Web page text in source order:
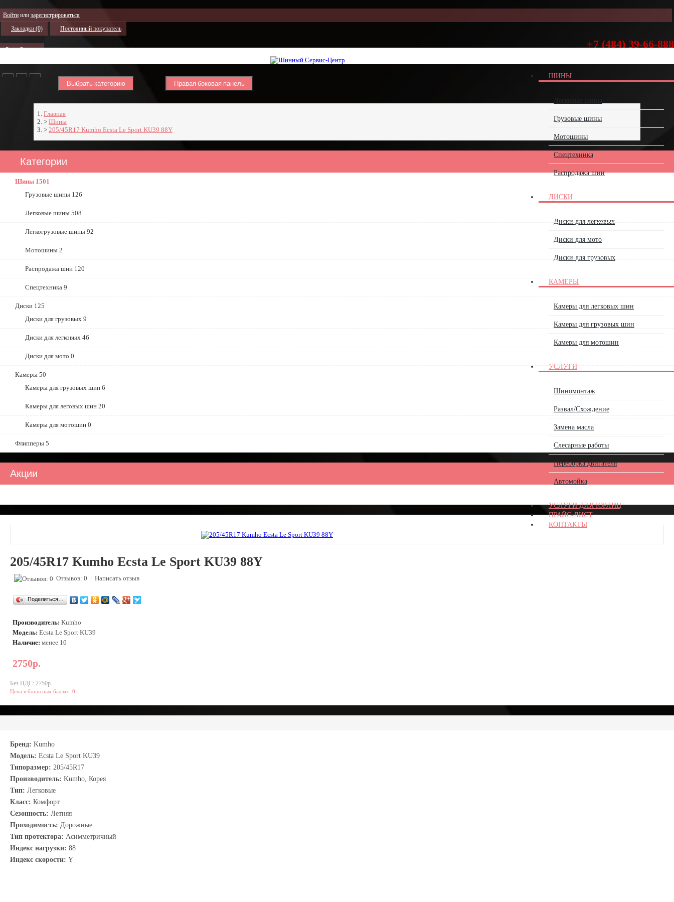
Войти или зарегистрироваться
Закладки (0)
Постоянный покупатель
$ € р.
+7 (484) 39-66-888
ШИНЫ
Легковые шины
Грузовые шины
Мотошины
Спецтехника
Распродажа шин
ДИСКИ
Диски для легковых
Диски для мото
Диски для грузовых
КАМЕРЫ
Камеры для легковых шин
Камеры для грузовых шин
Камеры для мотошин
УСЛУГИ
Шиномонтаж
Развал/Схождение
Замена масла
Слесарные работы
Переборка двигателя
Автомойка
УСЛУГИ ДЛЯ ЮРЛИЦ
ПРАЙС-ЛИСТ
КОНТАКТЫ
Выбрать категорию Правая боковая панель
Главная
Шины
205/45R17 Kumho Ecsta Le Sport KU39 88Y
Категории
Шины 1501
Грузовые шины 126
Легковые шины 508
Легкогрузовые шины 92
Мотошины 2
Распродажа шин 120
Спецтехника 9
Диски 125
Диски для грузовых 9
Диски для легковых 46
Диски для мото 0
Камеры 50
Камеры для грузовых шин 6
Камеры для леговых шин 20
Камеры для мотошин 0
Флипперы 5
Акции
205/45R17 Kumho Ecsta Le Sport KU39 88Y
Отзывов: 0 | Написать отзыв
Поделиться…
Производитель: Kumho
Модель: Ecsta Le Sport KU39
Наличие: менее 10
2750р.
Без НДС: 2750р.
Цена в бонусных баллах: 0
Бренд: Kumho
Модель: Ecsta Le Sport KU39
Типоразмер: 205/45R17
Производитель: Kumho, Корея
Тип: Легковые
Класс: Комфорт
Сезонность: Летняя
Проходимость: Дорожные
Тип протектора: Асимметричный
Индекс нагрузки: 88
Индекс скорости: Y